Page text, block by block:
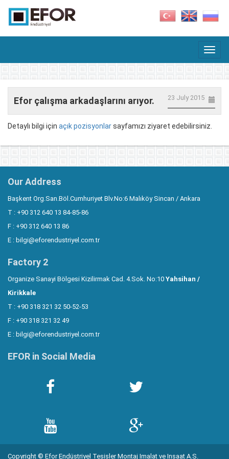
Efor çalışma arkadaşlarını arıyor. 23 July 2015
Detaylı bilgi için açık pozisyonlarsayfamızı ziyaret edebilirsiniz.
Our Address
Başkent Org.San.Böl.Cumhuriyet Blv.No:6 Malıköy Sincan / Ankara
T : +90 312 640 13 84-85-86
F : +90 312 640 13 86
E : bilgi@eforendustriyel.com.tr
Factory 2
Organize Sanayi Bölgesi Kizilirmak Cad. 4.Sok. No:10 Yahsihan /
Kirikkale
T : +90 318 321 32 50-52-53
F : +90 318 321 32 49
E : bilgi@eforendustriyel.com.tr
EFOR in Social Media
Copyright © Efor Endüstriyel Tesisler Montaj Imalat ve Insaat A.S.